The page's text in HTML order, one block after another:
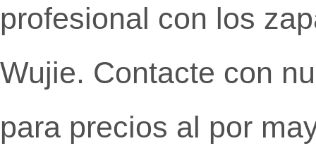
profesional con los
Wujie. Contacte con
para precios al por